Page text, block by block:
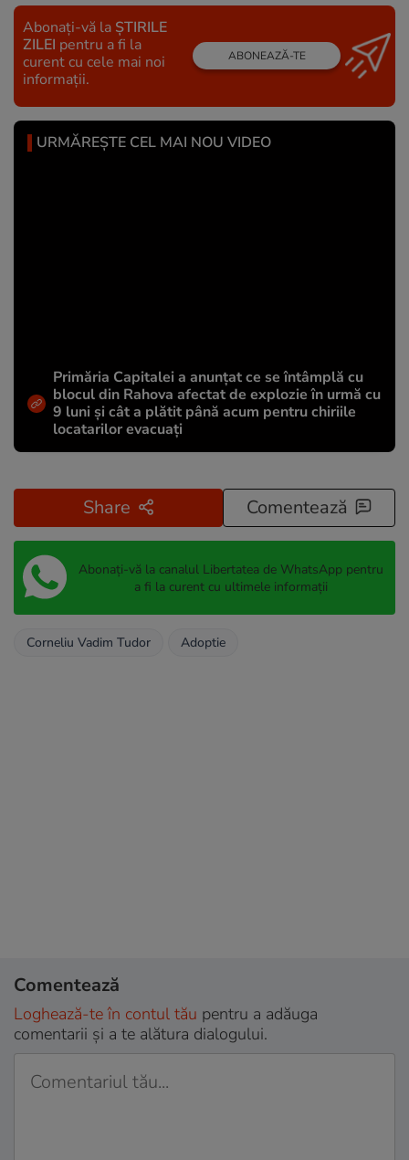
Abonați-vă la ȘTIRILE
ZILEI pentru a fi la
curent cu cele mai noi
informații.
ABONEAZĂ-TE
URMĂREȘTE CEL MAI NOU VIDEO
Primăria Capitalei a anunțat ce se întâmplă cu
blocul din Rahova afectat de explozie în urmă cu
9 luni și cât a plătit până acum pentru chiriile
locatarilor evacuați
Share Comentează
Abonați-vă la canalul Libertatea de WhatsApp pentru
a fi la curent cu ultimele informații
Corneliu Vadim Tudor Adoptie
Comentează
Loghează-te în contul tău pentru a adăuga
comentarii și a te alătura dialogului.